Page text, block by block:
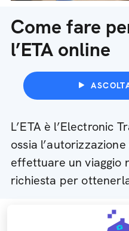
Come fare
l’ETA online
L’ETA è l’Electronic
ossia
effettuare un viaggio
richiesta per